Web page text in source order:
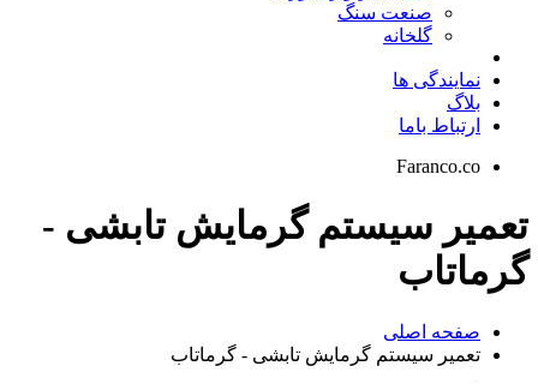
صنعت سنگ
گلخانه
نمایندگی ها
بلاگ
ارتباط باما
Faranco.co
تعمیر سیستم گرمایش تابشی -
گرماتاب
صفحه اصلی
تعمیر سیستم گرمایش تابشی - گرماتاب